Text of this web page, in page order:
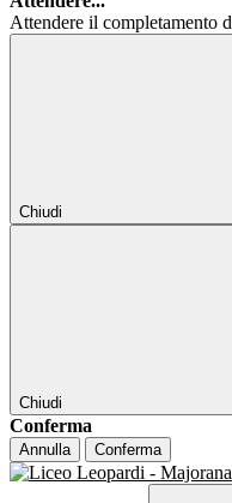
Attendere il completamento
Chiudi
Chiudi
Conferma
Annulla Conferma